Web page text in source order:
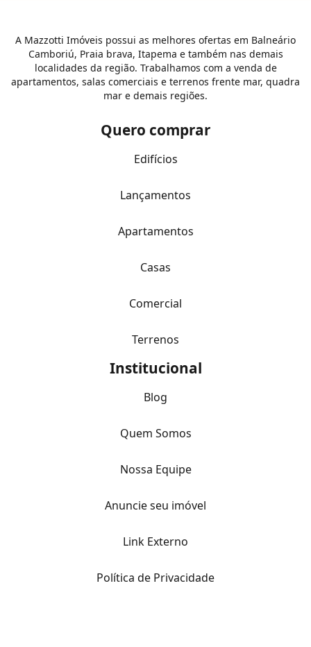
A Mazzotti Imóveis possui as melhores ofertas em Balneário
Camboriú, Praia brava, Itapema e também nas demais
localidades da região. Trabalhamos com a venda de
apartamentos, salas comerciais e terrenos frente mar, quadra
mar e demais regiões.
Quero comprar
Edifícios
Lançamentos
Apartamentos
Casas
Comercial
Terrenos
Institucional
Blog
Quem Somos
Nossa Equipe
Anuncie seu imóvel
Link Externo
Política de Privacidade